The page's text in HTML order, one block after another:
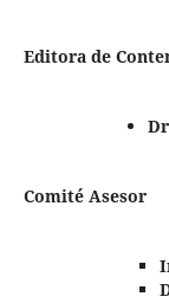
Editora de
Comité Asesor